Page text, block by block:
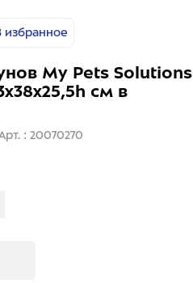
избранное
My Pets Solutions
см в
: 20070270